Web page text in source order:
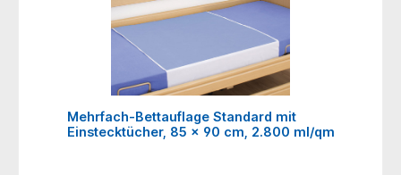
Mehrfach-Bettauflage Standard mit
Einstecktücher, 85 x 90 cm, 2.800 ml/qm